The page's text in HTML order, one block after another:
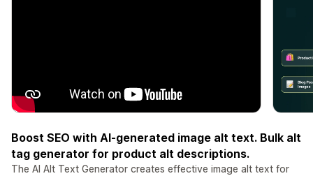
Boost SEO with AI-generated image alt text. Bulk alt
tag generator for product alt descriptions.
The AI Alt Text Generator creates effective image alt text for